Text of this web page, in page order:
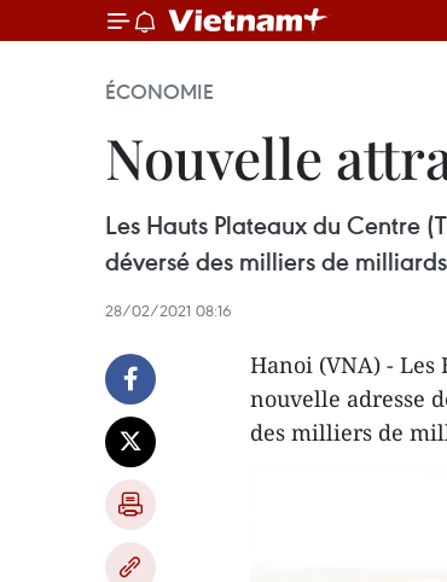
ÉCONOMIE
Nouvelle
Les Hauts Plateaux du Centre
déversé des milliers de
28/02/2021 08:16
Hanoi (VNA) - Les
nouvelle adresse
des milliers de